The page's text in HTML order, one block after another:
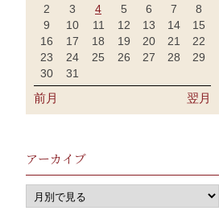
2
3 4 5 6 7
8
9
10 11 12 13 14
15
16
17 18 19 20 21
22
23
24 25 26 27 28
29
30
31
前月 翌月
アーカイブ